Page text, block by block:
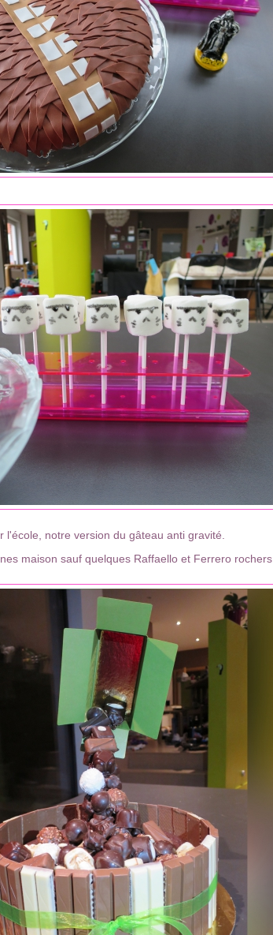
l'école, notre version du gâteau anti gravité.
maison sauf quelques Raffaello et Ferrero rochers